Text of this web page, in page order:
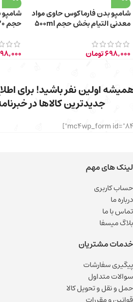
شامپو بدن فارماکوس حاوی مواد
معدنی التیام بخش حجم 500ml
698,000تومان
شامپو
حجم 520 میلی‌ لیتر
اولین نفر باشید! برای
جدیدترین کالاها در
لینک های مهم
حساب کاربری
درباره ما
تماس با ما
بلاگ میسفا
خدمات مشتریان
پیگیری سفارشات
سوالات متداول
حمل و نقل و تحویل کالا